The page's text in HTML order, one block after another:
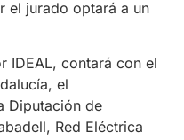
el jurado optará a un
IDEAL, contará con el
el
Diputación de
Red Eléctrica